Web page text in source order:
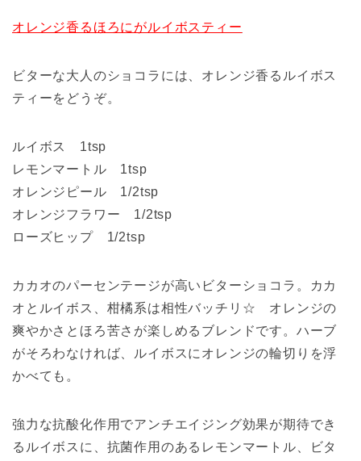
オレンジ香るほろにがルイボスティー
ビターな大人のショコラには、オレンジ香るルイボス
ティーをどうぞ。
ルイボス 1tsp
レモンマートル 1tsp
オレンジピール 1/2tsp
オレンジフラワー 1/2tsp
ローズヒップ 1/2tsp
カカオのパーセンテージが高いビターショコラ。カカ
オとルイボス、柑橘系は相性バッチリ☆ オレンジの
爽やかさとほろ苦さが楽しめるブレンドです。ハーブ
がそろわなければ、ルイボスにオレンジの輪切りを浮
かべても。
強力な抗酸化作用でアンチエイジング効果が期待でき
るルイボスに、抗菌作用のあるレモンマートル、ビタ